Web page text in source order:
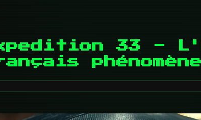
33 -
phénomène